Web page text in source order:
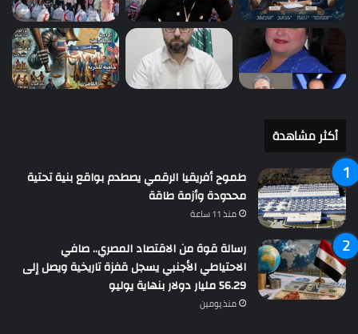
أكثر مشاهدة
طموح أفريقيا الرقمي يصطدم بواقع بنية تحتية
محدودة وأزمة طاقة
منذ 11 ساعة
رسالة قوة من الاقتصاد المصري.. صافي
الاحتياطي الأجنبي يسجل قفزة تاريخية ويصل إلى
56.29 مليار دولار بنهاية يوليو
منذ يومين